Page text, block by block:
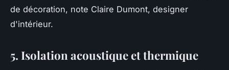
de décoration, note Claire Dumont, designer
d'intérieur.
5. Isolation acoustique et thermique